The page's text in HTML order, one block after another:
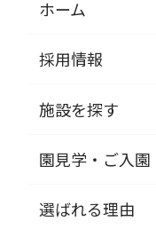
ホーム
採用情報
施設を探す
園見学・ご入
選ばれる理由